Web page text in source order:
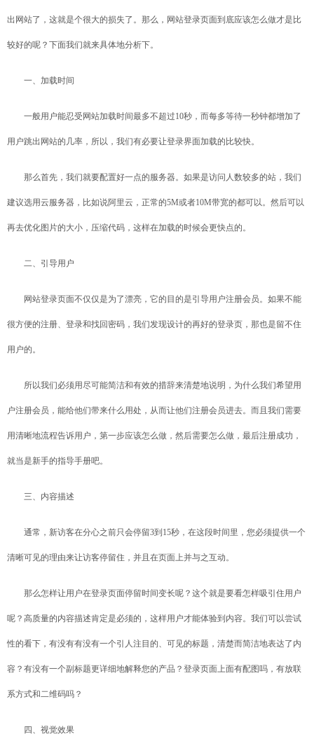
出网站了，这就是个很大的损失了。那么，网站登录页面到底应该怎么做才是比
较好的呢？下面我们就来具体地分析下。
一、加载时间
一般用户能忍受网站加载时间最多不超过10秒，而每多等待一秒钟都增加了
用户跳出网站的几率，所以，我们有必要让登录界面加载的比较快。
那么首先，我们就要配置好一点的服务器。如果是访问人数较多的站，我们
建议选用云服务器，比如说阿里云，正常的5M或者10M带宽的都可以。然后可以
再去优化图片的大小，压缩代码，这样在加载的时候会更快点的。
二、引导用户
网站登录页面不仅仅是为了漂亮，它的目的是引导用户注册会员。如果不能
很方便的注册、登录和找回密码，我们发现设计的再好的登录页，那也是留不住
用户的。
所以我们必须用尽可能简洁和有效的措辞来清楚地说明，为什么我们希望用
户注册会员，能给他们带来什么用处，从而让他们注册会员进去。而且我们需要
用清晰地流程告诉用户，第一步应该怎么做，然后需要怎么做，最后注册成功，
就当是新手的指导手册吧。
三、内容描述
通常，新访客在分心之前只会停留3到15秒，在这段时间里，您必须提供一个
清晰可见的理由来让访客停留住，并且在页面上并与之互动。
那么怎样让用户在登录页面停留时间变长呢？这个就是要看怎样吸引住用户
呢？高质量的内容描述肯定是必须的，这样用户才能体验到内容。我们可以尝试
性的看下，有没有有没有一个引人注目的、可见的标题，清楚而简洁地表达了内
容？有没有一个副标题更详细地解释您的产品？登录页面上面有配图吗，有放联
系方式和二维码吗？
四、视觉效果